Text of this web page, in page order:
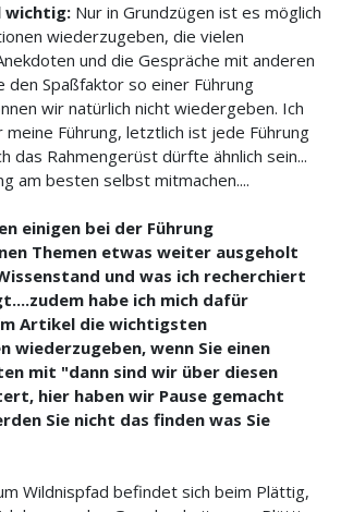
wichtig: Nur in Grundzügen ist es möglich
wiederzugeben, die vielen
und die Gespräche mit anderen
den Spaßfaktor so einer Führung
wir natürlich nicht wiedergeben. Ich
meine Führung, letztlich ist jede Führung
das Rahmengerüst dürfte ähnlich sein...
am besten selbst mitmachen....
einigen bei der Führung
Themen etwas weiter ausgeholt
und was ich recherchiert
habe ich mich dafür
Artikel die wichtigsten
wiederzugeben, wenn Sie einen
mit "dann sind wir über diesen
hier haben wir Pause gemacht
Sie nicht das finden was Sie
Wildnispfad befindet sich beim Plättig,